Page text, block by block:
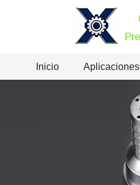
Inicio Aplicaciones